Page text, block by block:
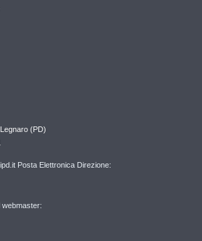
(PD)
Posta Elettronica Direzione:
webmaster: